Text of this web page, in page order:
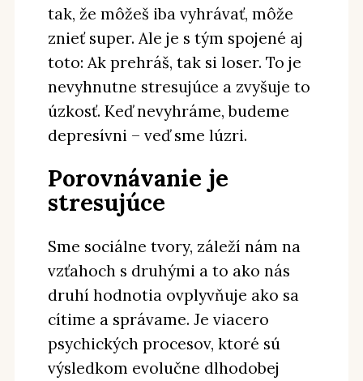
tak, že môžeš iba vyhrávať, môže
znieť super. Ale je s tým spojené aj
toto: Ak prehráš, tak si loser. To je
nevyhnutne stresujúce a zvyšuje to
úzkosť. Keď nevyhráme, budeme
depresívni – veď sme lúzri.
Porovnávanie je
stresujúce
Sme sociálne tvory, záleží nám na
vzťahoch s druhými a to ako nás
druhí hodnotia ovplyvňuje ako sa
cítime a správame. Je viacero
psychických procesov, ktoré sú
výsledkom evolučne dlhodobej